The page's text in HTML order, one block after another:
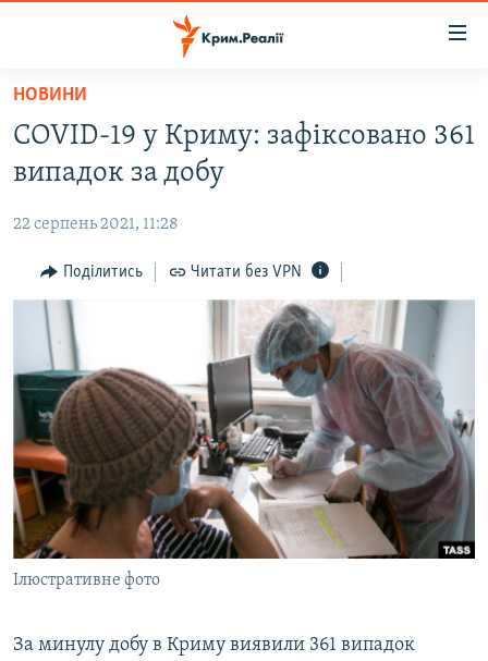
Перейти
основного
матеріалу
до
навігації
Перейти
пошуку
ПОЛІТИКА
БЛОГИ
ПОГЛЯД
ІНТЕРВ'Ю
ВСЕ ЗА ДЕНЬ
СПЕЦПРОЕКТИ
ДЕПОРТАЦІЯ
ВІДЕОУРОКИ «ELIFBE»
СВІДЧЕННЯ ОКУПАЦІЇ
УКРАЇНСЬКА ПРОБЛЕМА КРИМУ
ЯК ОБІЙТИ БЛОКУВАННЯ
Русский
Qırımtatar
НОВИНИ
COVID-19 у Криму: зафіксовано 361
випадок за добу
22 серпень 2021, 11:28
Поділитись Читати без VPN
Ілюстративне фото
За минулу добу в Криму виявили 361 випадок